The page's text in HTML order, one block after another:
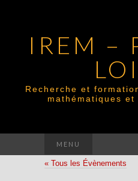
IREM –
Recherche et
mathématiques
MENU
« Tous les Évènements